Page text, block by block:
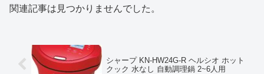
関連記事は見つかりませんでした。
シャープ KN-HW24G-R ヘルシオ ホット
クック 水なし 自動調理鍋 2~6人用